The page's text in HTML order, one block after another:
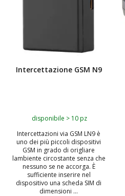
Intercettazione GSM N9
disponibile > 10 pz
Intercettazioni via GSM LN9 è
uno dei più piccoli dispositivi
GSM in grado di origliare
lambiente circostante senza che
nessuno se ne accorga. È
sufficiente inserire nel
dispositivo una scheda SIM di
dimensioni ...